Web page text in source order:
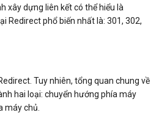
xây dựng liên kết có thể hiểu là
Redirect phổ biến nhất là: 301, 302,
Tuy nhiên, tổng quan chung về
hai loại: chuyển hướng phía máy
máy chủ.